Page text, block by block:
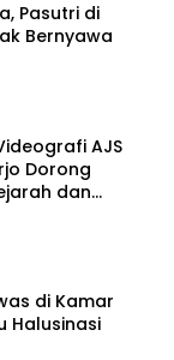
Pasutri di
Bernyawa
AJS
Dorong
dan
di Kamar
Halusinasi